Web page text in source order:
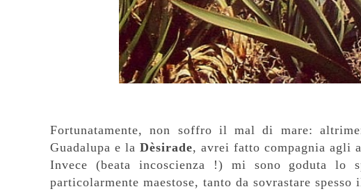
Fortunatamente, non soffro il mal di mare:
Guadalupa e la Dèsirade, avrei fatto compagnia agli
Invece (beata incoscienza !) mi sono goduta lo
particolarmente maestose, tanto da sovrastare